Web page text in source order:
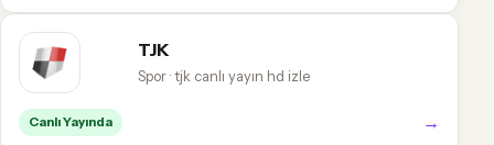
TJK
Spor · tjk canlı yayın hd izle
Canlı Yayında →